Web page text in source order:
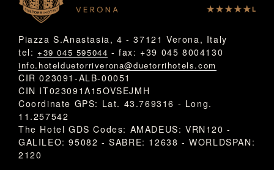
Piazza S.Anastasia, 4 - 37121 Verona, Italy
tel: +39 045 595044 - fax: +39 045 8004130
info.hotelduetorriverona@duetorrihotels.com
CIR 023091-ALB-00051
CIN IT023091A15OVSEJMH
Coordinate GPS: Lat. 43.769316 - Long.
11.257542
The Hotel GDS Codes: AMADEUS: VRN120 -
GALILEO: 95082 - SABRE: 12638 - WORLDSPAN:
2120